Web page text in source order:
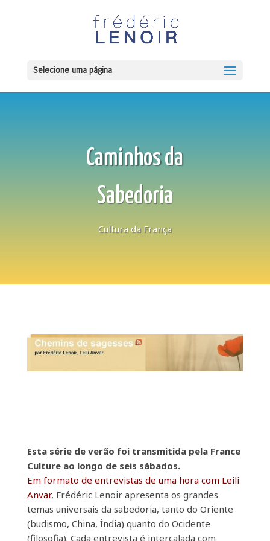
Selecione uma página
Caminhos da
Sabedoria
Cultura da França
Esta série de verão foi transmitida pela France
Culture ao longo de seis sábados.
Em formato de entrevistas de uma hora com Leili
Anvar, Frédéric Lenoir apresenta os grandes
temas universais da sabedoria, tanto do Oriente
(budismo, China, Índia) quanto do Ocidente
(filosofia). Cada entrevista é intercalada com